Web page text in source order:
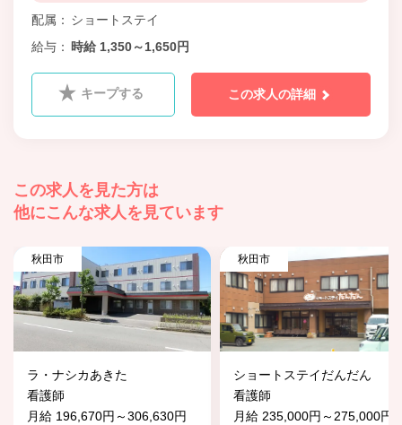
配属
ショートステイ
給与
時給 1,350～1,650円
キープする この求人の詳細
この求人を見た方は
他にこんな求人を見ています
秋田市
ラ・ナシカあきた
看護師
月給 196,670円～306,630円
秋田市
ショートステイだんだん
看護師
月給 235,000円～275,000円